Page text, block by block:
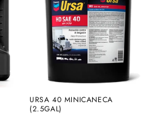
URSA 40 MINICANECA
(2.5GAL)